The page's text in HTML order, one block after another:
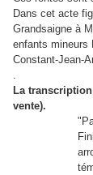
Dans cet acte
Grandsaigne à
enfants mineurs
Constant-Jean-
.
La
vente).